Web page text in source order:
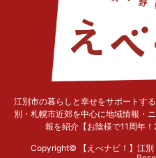
江別市の暮らしと幸せをサポートす
別・札幌市近郊を中心に地域情報・
報を紹介【お陰様で11周年
Copyright© 【えべナビ！】江